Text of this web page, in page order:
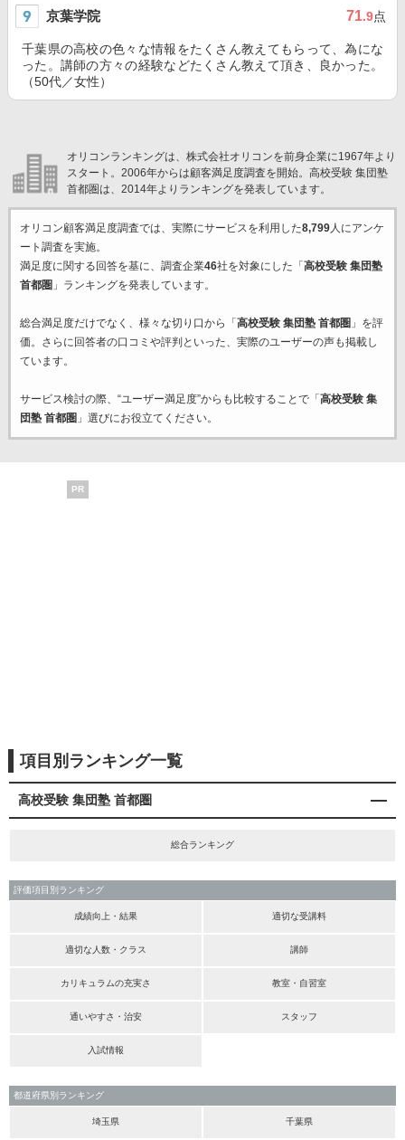
京葉学院 71.9点
千葉県の高校の色々な情報をたくさん教えてもらって、為にな
った。講師の方々の経験などたくさん教えて頂き、良かった。
（50代／女性）
オリコンランキングは、株式会社オリコンを前身企業に1967年より
スタート。2006年からは顧客満足度調査を開始。高校受験 集団塾
首都圏は、2014年よりランキングを発表しています。
オリコン顧客満足度調査では、実際にサービスを利用した8,799人にアンケ
ート調査を実施。
満足度に関する回答を基に、調査企業46社を対象にした「 高校受験 集団塾
首都圏 」ランキングを発表しています。
総合満足度だけでなく、様々な切り口から「 高校受験 集団塾 首都圏 」を評
価。さらに回答者の口コミや評判といった、実際のユーザーの声も掲載し
ています。
サービス検討の際、“ユーザー満足度”からも比較することで「 高校受験 集
団塾 首都圏 」選びにお役立てください。
PR
項目別ランキング一覧
高校受験 集団塾 首都圏
総合ランキング
評価項目別ランキング
成績向上・結果 適切な受講料
適切な人数・クラス 講師
カリキュラムの充実さ 教室・自習室
通いやすさ・治安 スタッフ
入試情報
都道府県別ランキング
埼玉県 千葉県